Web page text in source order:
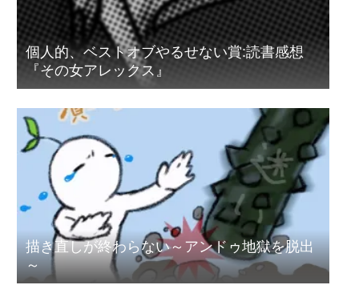
個人的、ベストオブやるせない賞:読書感想
『その女アレックス』
描き直しが終わらない～アンドゥ地獄を脱出
～